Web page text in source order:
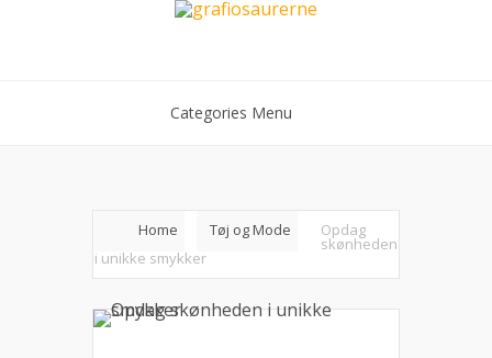
Categories Menu
Home Tøj og Mode Opdag
skønheden
i unikke smykker